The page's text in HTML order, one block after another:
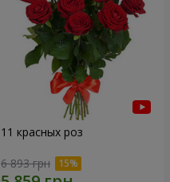
11 красных роз
6 893 грн